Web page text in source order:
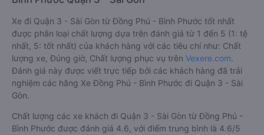
Xe đi Quận 3 - Sài Gòn từ Đồng Phú - Bình Phước tốt nhất
được phân loại chất lượng dựa trên đánh giá từ 1 đến 5 (1: tệ
nhất, 5: tốt nhất) của khách hàng với các tiêu chí như: Chất
lượng xe, Đúng giờ, Chất lượng phục vụ trên Vexere.com.
Đánh giá này được viết trực tiếp bởi các khách hàng đã trải
nghiệm các hãng Xe Đồng Phú - Bình Phước đi Quận 3 - Sài
Gòn.
Chất lượng các xe khách đi Quận 3 - Sài Gòn từ Đồng Phú -
Bình Phước được đánh giá 4.6, với điểm trung bình là 4.6/5